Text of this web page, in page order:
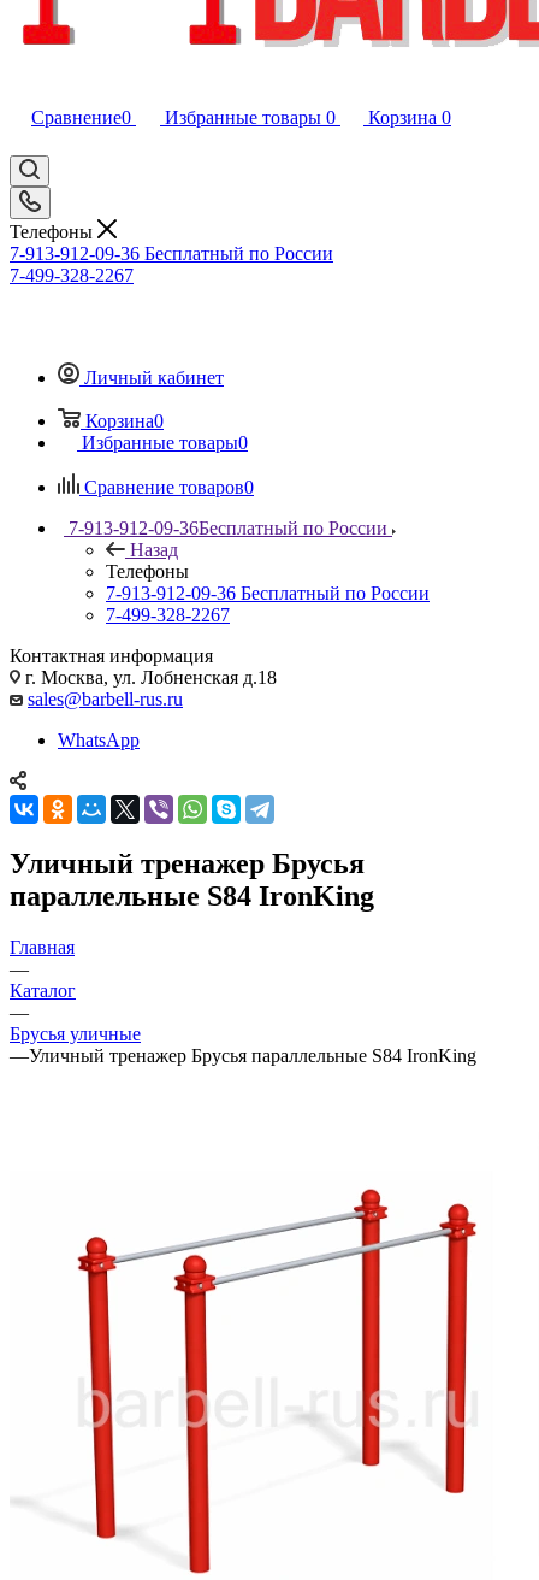
Сравнение0 Избранные товары 0 Корзина 0
Телефоны
7-913-912-09-36 Бесплатный по России
7-499-328-2267
Личный кабинет
Корзина0
Избранные товары0
Сравнение товаров0
7-913-912-09-36Бесплатный по России
Назад
Телефоны
7-913-912-09-36 Бесплатный по России
7-499-328-2267
Контактная информация
г. Москва, ул. Лобненская д.18
sales@barbell-rus.ru
WhatsApp
Уличный тренажер Брусья
параллельные S84 IronKing
Главная
—
Каталог
—
Брусья уличные
—Уличный тренажер Брусья параллельные S84 IronKing